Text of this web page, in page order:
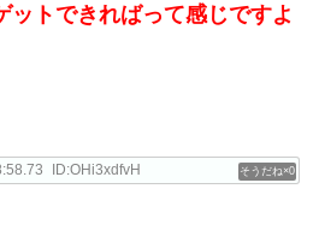
ットできればって感じですよ
0
ID:OHi3xdfvH